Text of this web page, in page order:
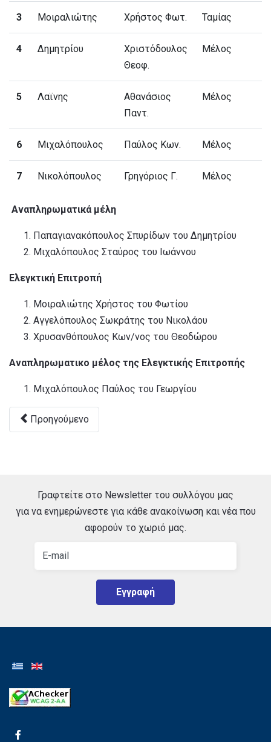
3 Μοιραλιώτης Χρήστος Φωτ. Ταμίας
4 Δημητρίου
Χριστόδουλος
Θεοφ.
Μέλος
5 Λαϊνης
Αθανάσιος
Παντ.
Μέλος
6 Μιχαλόπουλος Παύλος Κων. Μέλος
7 Νικολόπουλος Γρηγόριος Γ. Μέλος
Αναπληρωματικά μέλη
Παπαγιανακόπουλος Σπυρίδων του Δημητρίου
Μιχαλόπουλος Σταύρος του Ιωάννου
Ελεγκτική Επιτροπή
Μοιραλιώτης Χρήστος του Φωτίου
Αγγελόπουλος Σωκράτης του Νικολάου
Χρυσανθόπουλος Κων/νος του Θεοδώρου
Αναπληρωματικο μέλος της Ελεγκτικής Επιτροπής
Μιχαλόπουλος Παύλος του Γεωργίου
Προηγούμενο
Γραφτείτε στο Newsletter του συλλόγου μας
για να ενημερώνεστε για κάθε ανακοίνωση και νέα που
αφορούν το χωριό μας.